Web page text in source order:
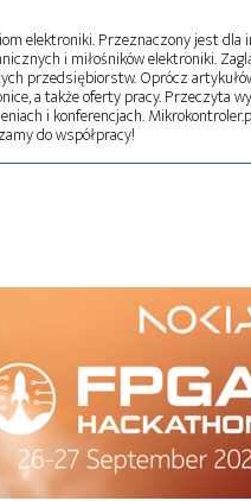
elektroniki. Przeznaczony jest
i miłośników elektroniki.
przedsiębiorstw. Oprócz
a także oferty pracy. Przeczyta
i konferencjach.
do współpracy!